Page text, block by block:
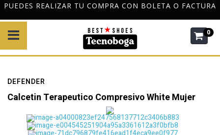
PUEDES REALIZAR TU COMPRA CON BOLETA O FACTURA
0
DEFENDER
Calcetin Terapeutico Compresivo White Mujer